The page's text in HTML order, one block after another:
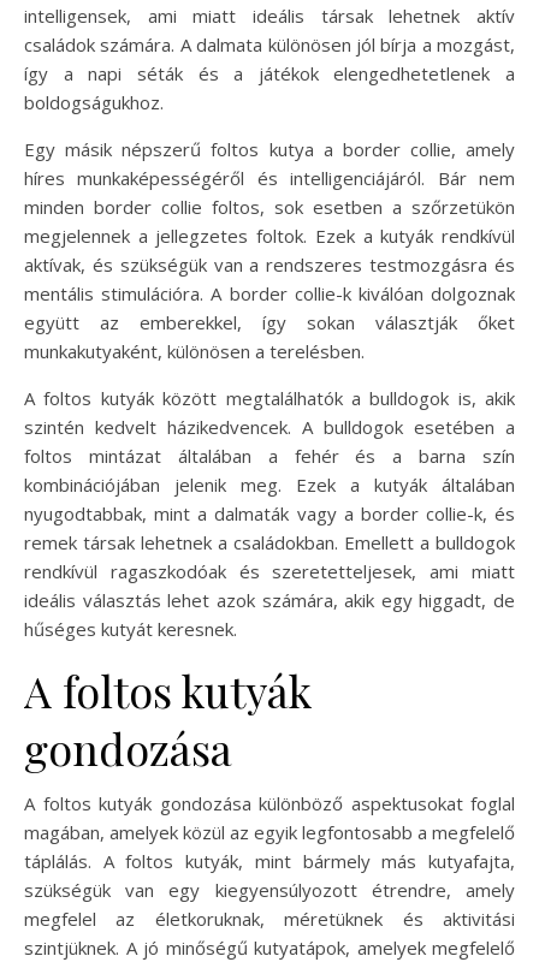
intelligensek, ami miatt ideális társak lehetnek aktív
családok számára. A dalmata különösen jól bírja a mozgást,
így a napi séták és a játékok elengedhetetlenek a
boldogságukhoz.
Egy másik népszerű foltos kutya a border collie, amely
híres munkaképességéről és intelligenciájáról. Bár nem
minden border collie foltos, sok esetben a szőrzetükön
megjelennek a jellegzetes foltok. Ezek a kutyák rendkívül
aktívak, és szükségük van a rendszeres testmozgásra és
mentális stimulációra. A border collie-k kiválóan dolgoznak
együtt az emberekkel, így sokan választják őket
munkakutyaként, különösen a terelésben.
A foltos kutyák között megtalálhatók a bulldogok is, akik
szintén kedvelt házikedvencek. A bulldogok esetében a
foltos mintázat általában a fehér és a barna szín
kombinációjában jelenik meg. Ezek a kutyák általában
nyugodtabbak, mint a dalmaták vagy a border collie-k, és
remek társak lehetnek a családokban. Emellett a bulldogok
rendkívül ragaszkodóak és szeretetteljesek, ami miatt
ideális választás lehet azok számára, akik egy higgadt, de
hűséges kutyát keresnek.
A foltos kutyák
gondozása
A foltos kutyák gondozása különböző aspektusokat foglal
magában, amelyek közül az egyik legfontosabb a megfelelő
táplálás. A foltos kutyák, mint bármely más kutyafajta,
szükségük van egy kiegyensúlyozott étrendre, amely
megfelel az életkoruknak, méretüknek és aktivitási
szintjüknek. A jó minőségű kutyatápok, amelyek megfelelő